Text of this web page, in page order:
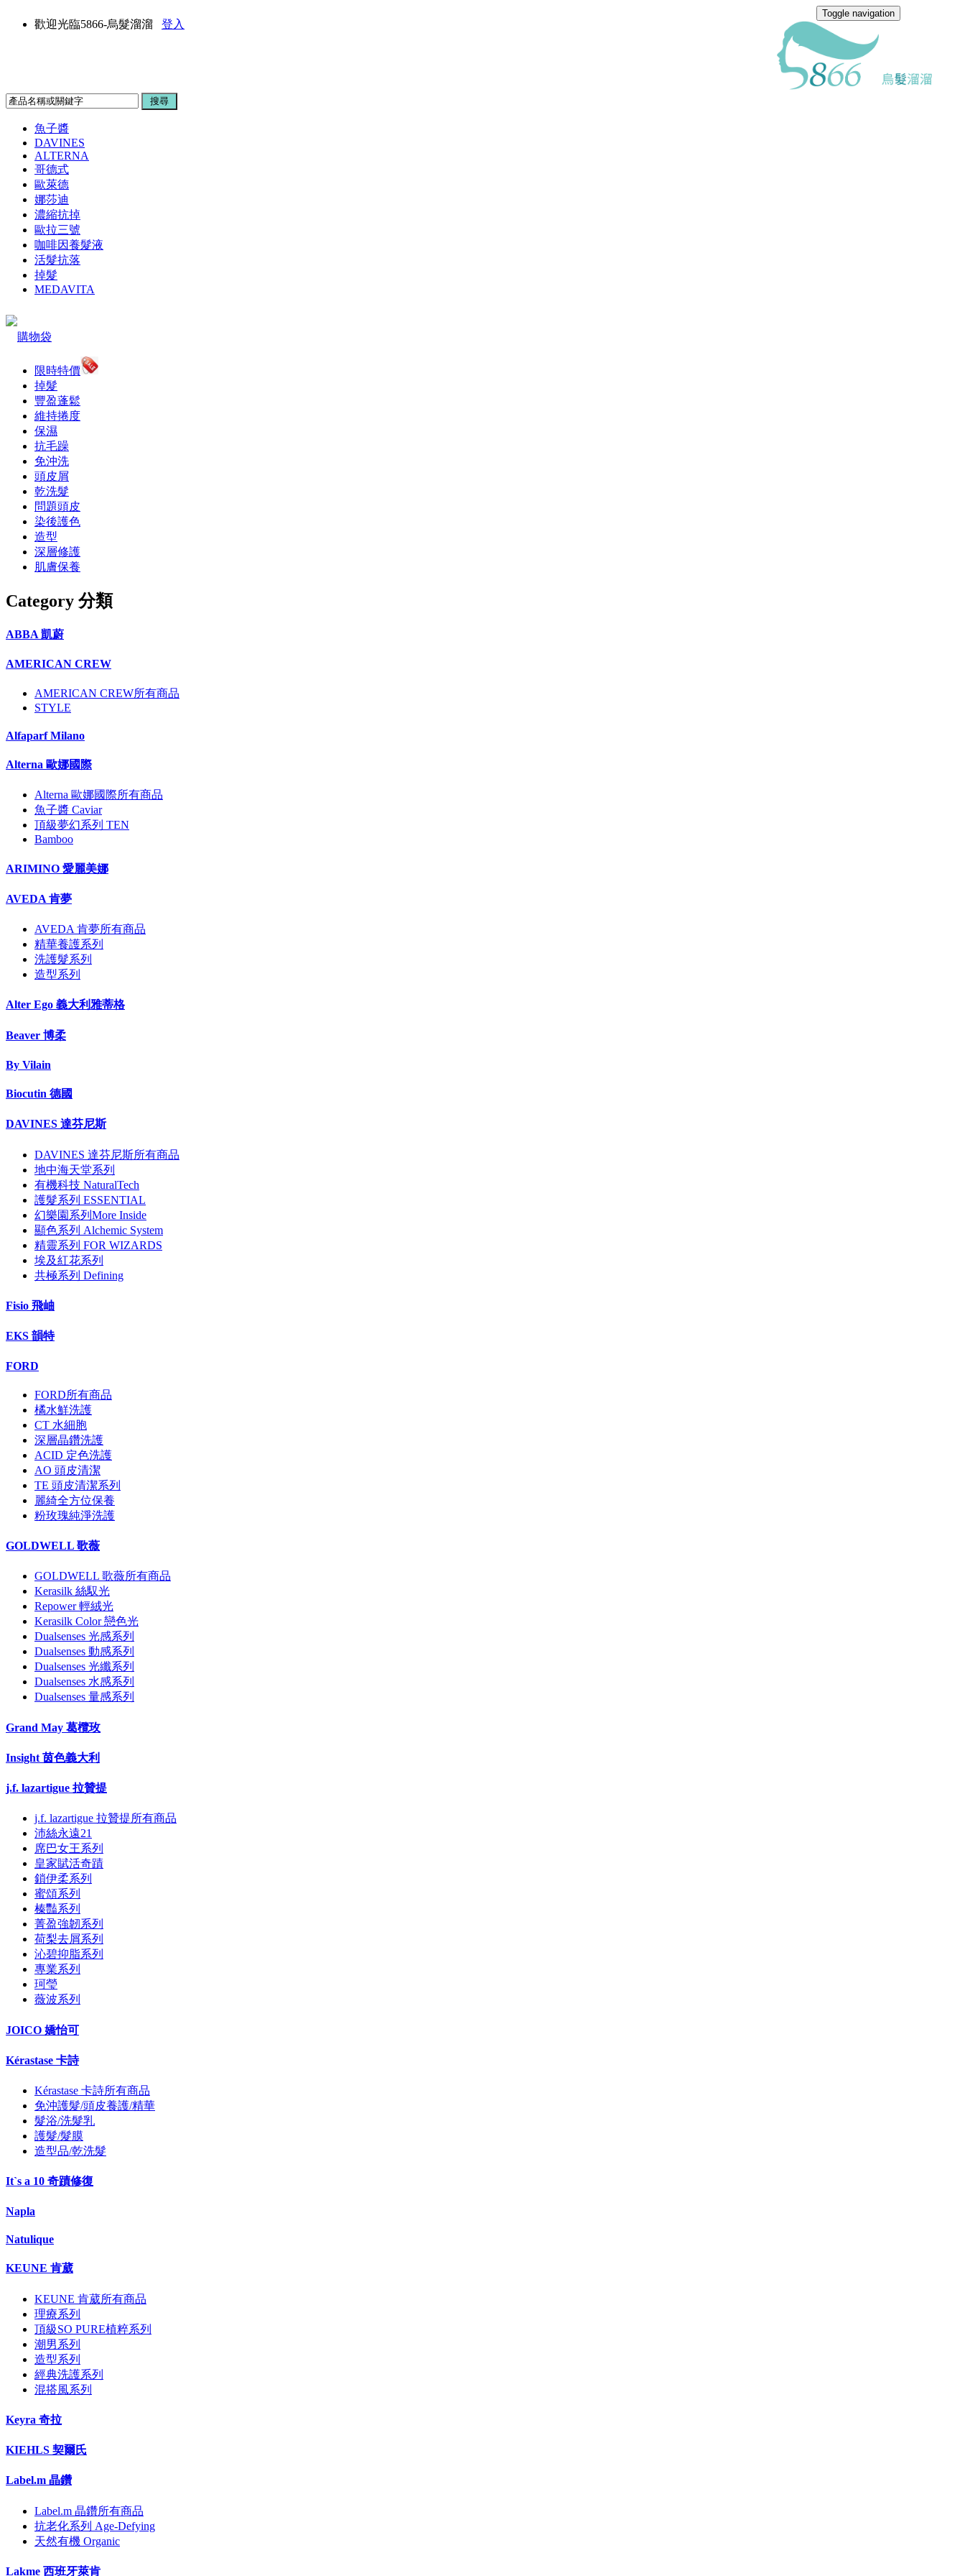
歡迎光臨5866-烏髮溜溜 登入
Toggle navigation
魚子醬
DAVINES
ALTERNA
哥德式
歐萊德
娜莎迪
濃縮抗掉
歐拉三號
咖啡因養髮液
活髮抗落
掉髮
MEDAVITA
購物袋
限時特價
掉髮
豐盈蓬鬆
維持捲度
保濕
抗毛躁
免沖洗
頭皮屑
乾洗髮
問題頭皮
染後護色
造型
深層修護
肌膚保養
Category 分類
ABBA 凱蔚
AMERICAN CREW
AMERICAN CREW所有商品
STYLE
Alfaparf Milano
Alterna 歐娜國際
Alterna 歐娜國際所有商品
魚子醬 Caviar
頂級夢幻系列 TEN
Bamboo
ARIMINO 愛麗美娜
AVEDA 肯夢
AVEDA 肯夢所有商品
精華養護系列
洗護髮系列
造型系列
Alter Ego 義大利雅蒂格
Beaver 博柔
By Vilain
Biocutin 德國
DAVINES 達芬尼斯
DAVINES 達芬尼斯所有商品
地中海天堂系列
有機科技 NaturalTech
護髮系列 ESSENTIAL
幻樂園系列More Inside
顯色系列 Alchemic System
精靈系列 FOR WIZARDS
埃及紅花系列
共極系列 Defining
Fisio 飛岫
EKS 韻特
FORD
FORD所有商品
橘水鮮洗護
CT 水細胞
深層晶鑽洗護
ACID 定色洗護
AO 頭皮清潔
TE 頭皮清潔系列
麗綺全方位保養
粉玫瑰純淨洗護
GOLDWELL 歌薇
GOLDWELL 歌薇所有商品
Kerasilk 絲馭光
Repower 輕絨光
Kerasilk Color 戀色光
Dualsenses 光感系列
Dualsenses 動感系列
Dualsenses 光纖系列
Dualsenses 水感系列
Dualsenses 量感系列
Grand May 葛欖玫
Insight 茵色義大利
j.f. lazartigue 拉贊提
j.f. lazartigue 拉贊提所有商品
沛絲永遠21
席巴女王系列
皇家賦活奇蹟
鎖伊柔系列
蜜頌系列
榛豔系列
菁盈強韌系列
荷梨去屑系列
沁碧抑脂系列
專業系列
珂瑩
薇波系列
JOICO 嬌怡可
Kérastase 卡詩
Kérastase 卡詩所有商品
免沖護髮/頭皮養護/精華
髮浴/洗髮乳
護髮/髮膜
造型品/乾洗髮
It`s a 10 奇蹟修復
Napla
Natulique
KEUNE 肯葳
KEUNE 肯葳所有商品
理療系列
頂級SO PURE植粹系列
潮男系列
造型系列
經典洗護系列
混搭風系列
Keyra 奇拉
KIEHLS 契爾氏
Label.m 晶鑽
Label.m 晶鑽所有商品
抗老化系列 Age-Defying
天然有機 Organic
Lakme 西班牙萊肯